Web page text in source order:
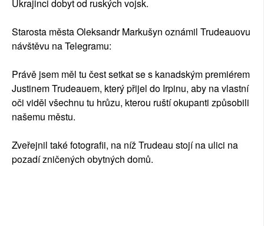
Ukrajinci dobyt od ruských vojsk.
Starosta města Oleksandr Markušyn oznámil Trudeauovu
návštěvu na Telegramu:
Právě jsem měl tu čest setkat se s kanadským premiérem
Justinem Trudeauem, který přijel do Irpinu, aby na vlastní
oči viděl všechnu tu hrůzu, kterou ruští okupanti způsobili
našemu městu.
Zveřejnil také fotografii, na níž Trudeau stojí na ulici na
pozadí zničených obytných domů.